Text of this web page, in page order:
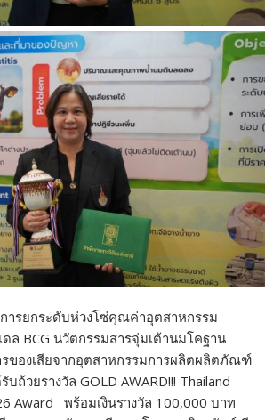
การยกระดับห่วงโซ่คุณค่าอุตสาหกรรม
ล BCG นวัตกรรมสารจุ่มเต้านมโคฐาน
ของเสียจากอุตสาหกรรมการผลิตผลิตภัณฑ์
ถ้วยรางวัล GOLD AWARD!!! Thailand
Award
พร้อมเงินรางวัล 100,000 บาท